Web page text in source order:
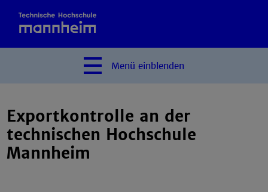
Menü einblenden
Exportkontrolle an der
technischen Hochschule
Mannheim